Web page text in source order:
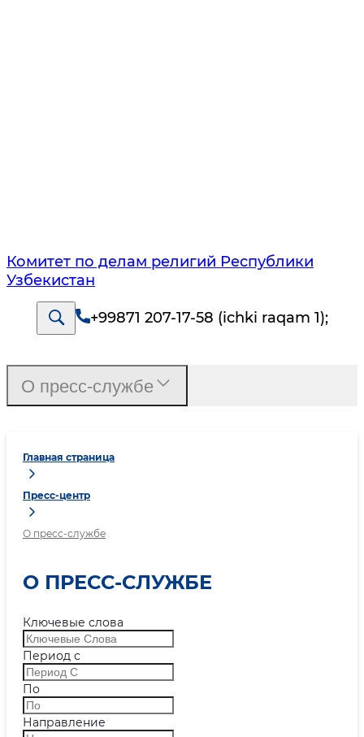
Комитет по делам религий Республики
Узбекистан
+99871 207-17-58 (ichki raqam 1);
Главная страница
Пресс-центр
О пресс-службе
О ПРЕСС-СЛУЖБЕ
Ключевые слова
Период с
По
Направление
О пресс-службе